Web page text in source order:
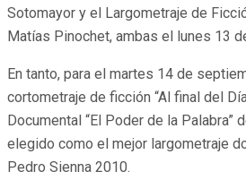
Sotomayor y el Largometraje de
Matías Pinochet, ambas el lunes 13
En tanto, para el martes 14 de
cortometraje de ficción “Al final del
Documental “El Poder de la Palabra”
elegido como el mejor largometraje
Pedro Sienna 2010.